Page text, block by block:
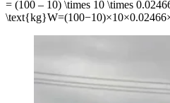
= (100 – 10) \times 10 \times
\text{kg}W=(100−10)×10×0.02466